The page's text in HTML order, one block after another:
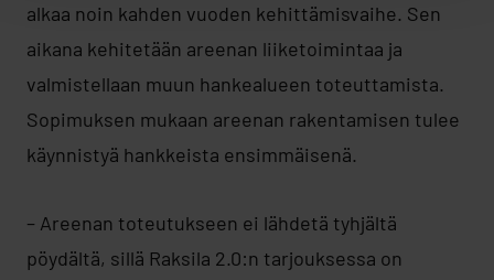
alkaa noin kahden vuoden kehittämisvaihe. Sen
aikana kehitetään areenan liiketoimintaa ja
valmistellaan muun hankealueen toteuttamista.
Sopimuksen mukaan areenan rakentamisen tulee
käynnistyä hankkeista ensimmäisenä.
– Areenan toteutukseen ei lähdetä tyhjältä
pöydältä, sillä Raksila 2.0:n tarjouksessa on